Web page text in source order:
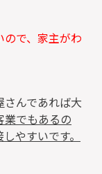
で、家主がわ
んであれば大
業でもあるの
やすいです。